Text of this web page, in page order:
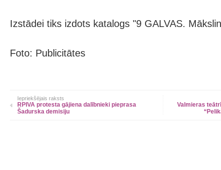
Izstādei tiks izdots katalogs "9 GALVAS.
Foto: Publicitātes
Iepriekšējais raksts
RPIVA protesta gājiena dalībnieki pieprasa
Šadurska demisiju
Valmieras